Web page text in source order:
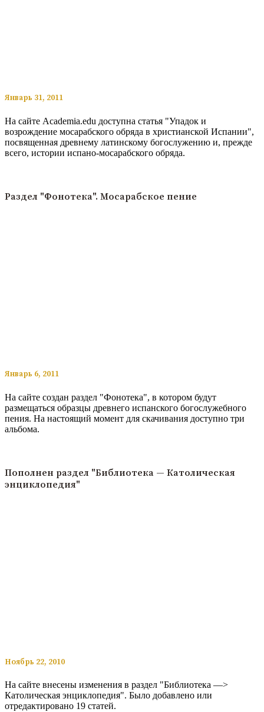
​​Январь 31, 2011
На сайте Academia.edu доступна статья "Упадок и
возрождение мосарабского обряда в христианской Испании",
посвященная древнему латинскому богослужению и, прежде
всего, истории испано-мосарабского обряда.
Раздел "Фонотека". Мосарабское пение
​​Январь 6, 2011
На сайте создан раздел "Фонотека", в котором будут
размещаться образцы древнего испанского богослужебного
пения. На настоящий момент для скачивания доступно три
альбома.
Пополнен раздел "Библиотека — Католическая
энциклопедия"
​​Ноябрь 22, 2010
На сайте внесены изменения в раздел "Библиотека —>
Католическая энциклопедия". Было добавлено или
отредактировано 19 статей.